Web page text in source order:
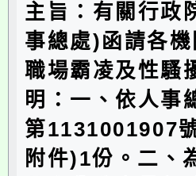
主旨：有關行政
事總處)函請各
職場霸凌及性騷
明：一、依人事
第1131001907
附件)1份。二、